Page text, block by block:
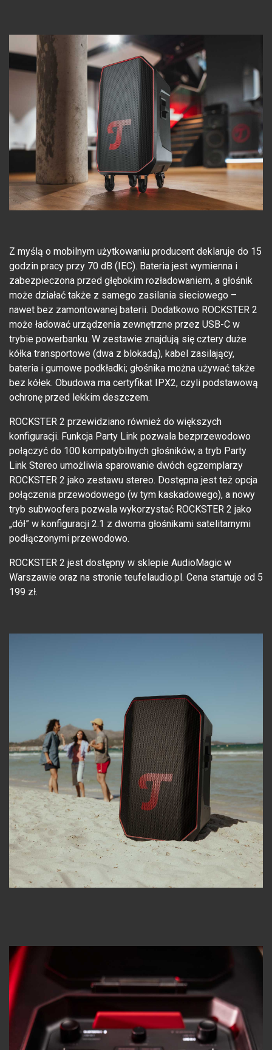
Z myślą o mobilnym użytkowaniu producent deklaruje do 15
godzin pracy przy 70 dB (IEC). Bateria jest wymienna i
zabezpieczona przed głębokim rozładowaniem, a głośnik
może działać także z samego zasilania sieciowego –
nawet bez zamontowanej baterii. Dodatkowo ROCKSTER 2
może ładować urządzenia zewnętrzne przez USB-C w
trybie powerbanku. W zestawie znajdują się cztery duże
kółka transportowe (dwa z blokadą), kabel zasilający,
bateria i gumowe podkładki; głośnika można używać także
bez kółek. Obudowa ma certyfikat IPX2, czyli podstawową
ochronę przed lekkim deszczem.
ROCKSTER 2 przewidziano również do większych
konfiguracji. Funkcja Party Link pozwala bezprzewodowo
połączyć do 100 kompatybilnych głośników, a tryb Party
Link Stereo umożliwia sparowanie dwóch egzemplarzy
ROCKSTER 2 jako zestawu stereo. Dostępna jest też opcja
połączenia przewodowego (w tym kaskadowego), a nowy
tryb subwoofera pozwala wykorzystać ROCKSTER 2 jako
„dół” w konfiguracji 2.1 z dwoma głośnikami satelitarnymi
podłączonymi przewodowo.
ROCKSTER 2 jest dostępny w sklepie AudioMagic w
Warszawie oraz na stronie teufelaudio.pl. Cena startuje od 5
199 zł.